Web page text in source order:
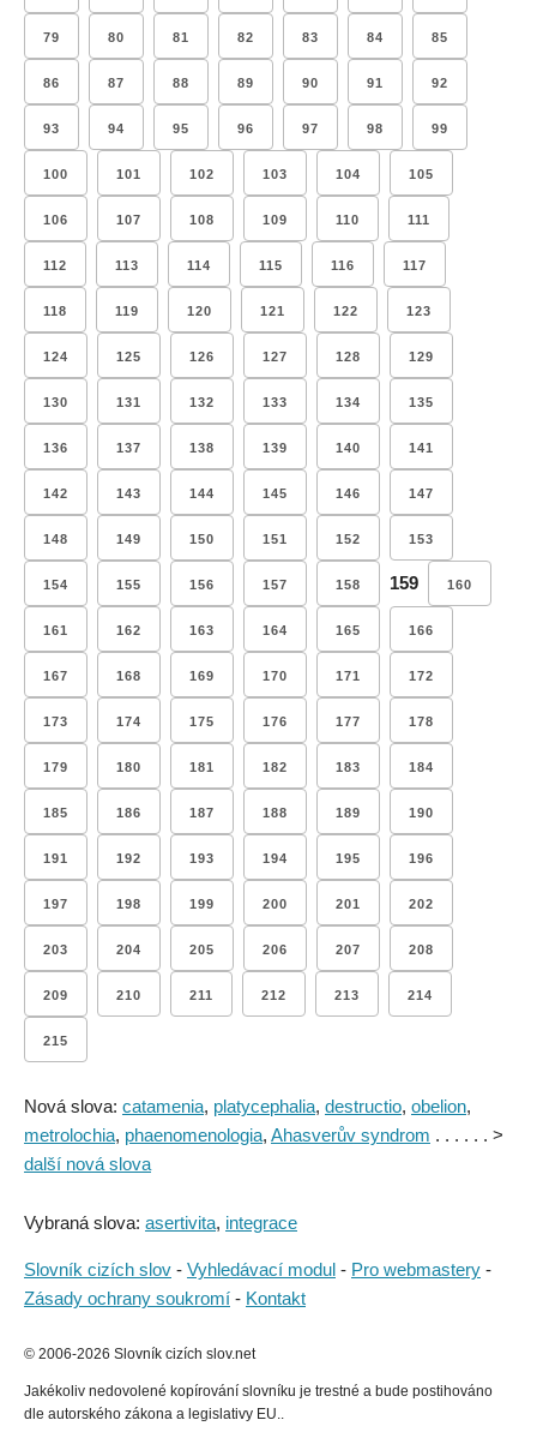
79 80 81 82 83 84 85
86 87 88 89 90 91 92
93 94 95 96 97 98 99
100 101 102 103 104 105
106 107 108 109 110 111
112 113 114 115 116 117
118 119 120 121 122 123
124 125 126 127 128 129
130 131 132 133 134 135
136 137 138 139 140 141
142 143 144 145 146 147
148 149 150 151 152 153
154 155 156 157 158 159 160
161 162 163 164 165 166
167 168 169 170 171 172
173 174 175 176 177 178
179 180 181 182 183 184
185 186 187 188 189 190
191 192 193 194 195 196
197 198 199 200 201 202
203 204 205 206 207 208
209 210 211 212 213 214
215
Nová slova: catamenia, platycephalia, destructio, obelion,
metrolochia, phaenomenologia, Ahasverův syndrom . . . . . . >
další nová slova
Vybraná slova: asertivita, integrace
Slovník cizích slov - Vyhledávací modul - Pro webmastery -
Zásady ochrany soukromí - Kontakt
© 2006-2026 Slovník cizích slov.net
Jakékoliv nedovolené kopírování slovníku je trestné a bude postihováno
dle autorského zákona a legislativy EU..